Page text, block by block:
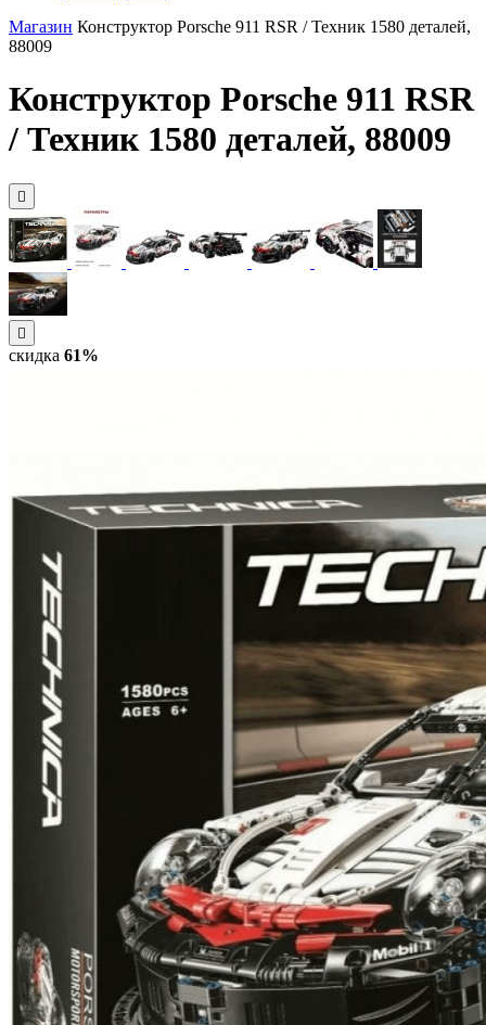
Магазин Конструктор Porsche 911 RSR / Техник 1580 деталей,
88009
Конструктор Porsche 911 RSR
/ Техник 1580 деталей, 88009
скидка 61%